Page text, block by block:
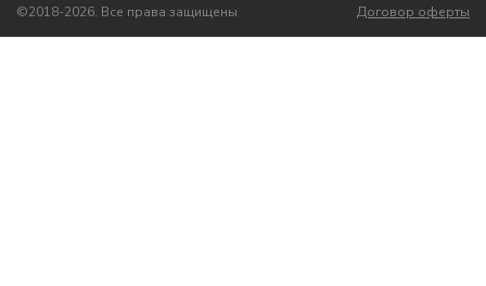
©2018-2026. Все права защищены Договор оферты